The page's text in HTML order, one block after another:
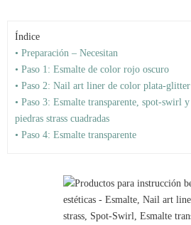
Índice
• Preparación – Necesitan
• Paso 1: Esmalte de color rojo oscuro
• Paso 2: Nail art liner de color plata-glitter
• Paso 3: Esmalte transparente, spot-swirl y
piedras strass cuadradas
• Paso 4: Esmalte transparente